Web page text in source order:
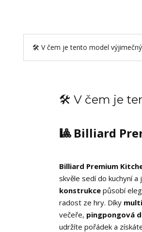
🛠️ V čem je tento model výjimečný
🛠️ V čem je
🎱 Billiard
Billiard Premium
skvěle sedí do kuchyní
konstrukce působí
radost ze hry. Díky
večeře, pingpongová
udržíte pořádek a